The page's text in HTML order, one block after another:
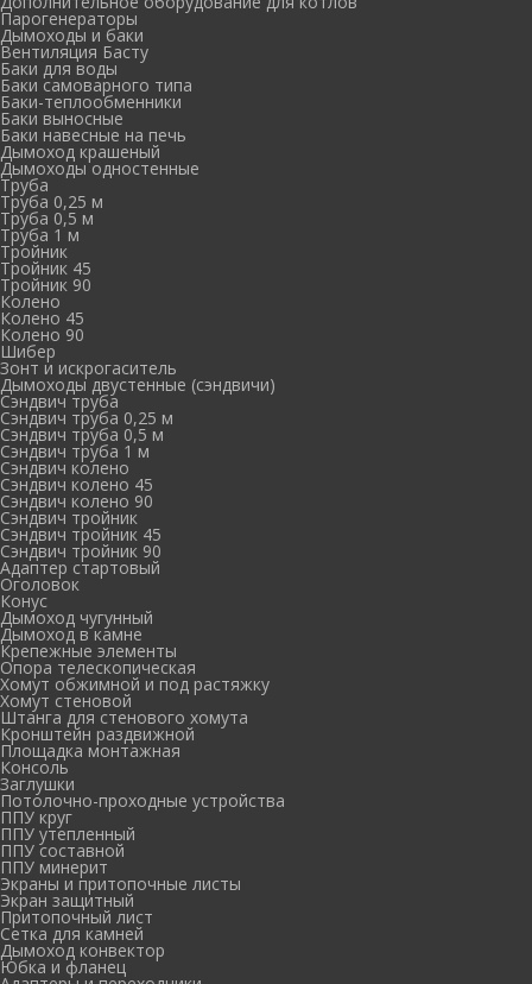
Парогенераторы
Дымоходы и баки
Вентиляция Басту
Баки для воды
Баки самоварного типа
Баки-теплообменники
Баки выносные
Баки навесные на печь
Дымоход крашеный
Дымоходы одностенные
Труба
Труба 0,25 м
Труба 0,5 м
Труба 1 м
Тройник
Тройник 45
Тройник 90
Колено
Колено 45
Колено 90
Шибер
Зонт и искрогаситель
Дымоходы двустенные (сэндвичи)
Сэндвич труба
Сэндвич труба 0,25 м
Сэндвич труба 0,5 м
Сэндвич труба 1 м
Сэндвич колено
Сэндвич колено 45
Сэндвич колено 90
Сэндвич тройник
Сэндвич тройник 45
Сэндвич тройник 90
Адаптер стартовый
Оголовок
Конус
Дымоход чугунный
Дымоход в камне
Крепежные элементы
Опора телескопическая
Хомут обжимной и под растяжку
Хомут стеновой
Штанга для стенового хомута
Кронштейн раздвижной
Площадка монтажная
Консоль
Заглушки
Потолочно-проходные устройства
ППУ круг
ППУ утепленный
ППУ составной
ППУ минерит
Экраны и притопочные листы
Экран защитный
Притопочный лист
Сетка для камней
Дымоход конвектор
Юбка и фланец